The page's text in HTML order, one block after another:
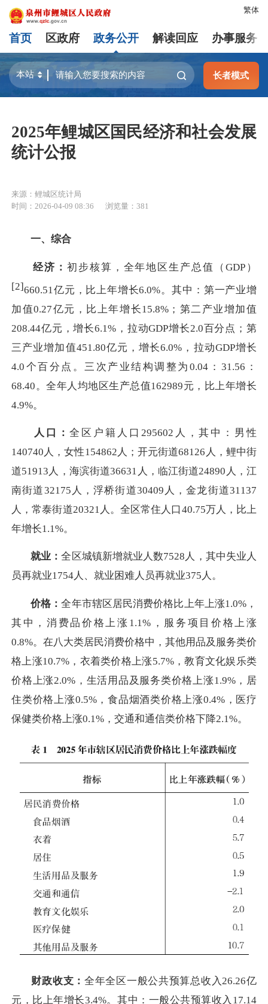
繁体
首页 区政府 政务公开 解读回应 办事服务
长者模式
2025年鲤城区国民经济和社会发展
统计公报
来源：鲤城区统计局
时间：2026-04-09 08:36
浏览量： 381
一、综合
经济： 初步核算，全年地区生产总值（GDP）
[2]660.51亿元，比上年增长6.0%。其中：第一产业增
加值0.27亿元，比上年增长15.8%；第二产业增加值
208.44亿元，增长6.1%，拉动GDP增长2.0百分点；第
三产业增加值451.80亿元，增长6.0%，拉动GDP增长
4.0个百分点。三次产业结构调整为0.04：31.56：
68.40。全年人均地区生产总值162989元，比上年增长
4.9%。
人口：全区户籍人口295602人，其中：男性
140740人，女性154862人；开元街道68126人，鲤中街
道51913人，海滨街道36631人，临江街道24890人，江
南街道32175人，浮桥街道30409人，金龙街道31137
人，常泰街道20321人。全区常住人口40.75万人，比上
年增长1.1%。
就业：全区城镇新增就业人数7528人，其中失业人
员再就业1754人、就业困难人员再就业375人。
价格：全年市辖区居民消费价格比上年上涨1.0%，
其中，消费品价格上涨1.1%，服务项目价格上涨
0.8%。在八大类居民消费价格中，其他用品及服务类价
格上涨10.7%，衣着类价格上涨5.7%，教育文化娱乐类
价格上涨2.0%，生活用品及服务类价格上涨1.9%，居
住类价格上涨0.5%，食品烟酒类价格上涨0.4%，医疗
保健类价格上涨0.1%，交通和通信类价格下降2.1%。
财政收支：全年全区一般公共预算总收入26.26亿
元，比上年增长3.4%。其中：一般公共预算收入17.14